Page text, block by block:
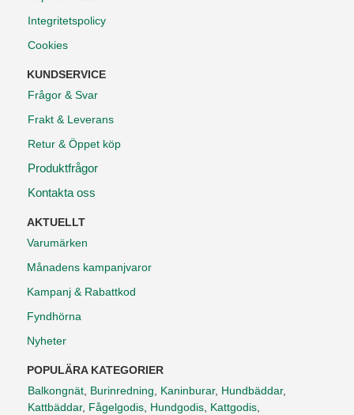
Integritetspolicy
Cookies
KUNDSERVICE
Frågor & Svar
Frakt & Leverans
Retur & Öppet köp
Produktfrågor
Kontakta oss
AKTUELLT
Varumärken
Månadens kampanjvaror
Kampanj & Rabattkod
Fyndhörna
Nyheter
POPULÄRA KATEGORIER
Balkongnät, Burinredning, Kaninburar, Hundbäddar,
Kattbäddar, Fågelgodis, Hundgodis, Kattgodis,